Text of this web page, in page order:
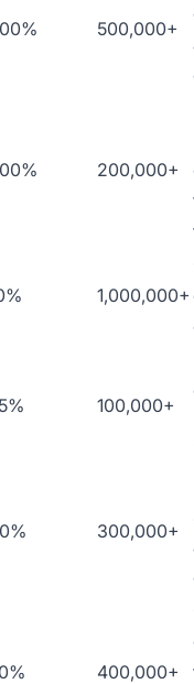
500,000+
200,000+
1,000,000+
100,000+
300,000+
400,000+